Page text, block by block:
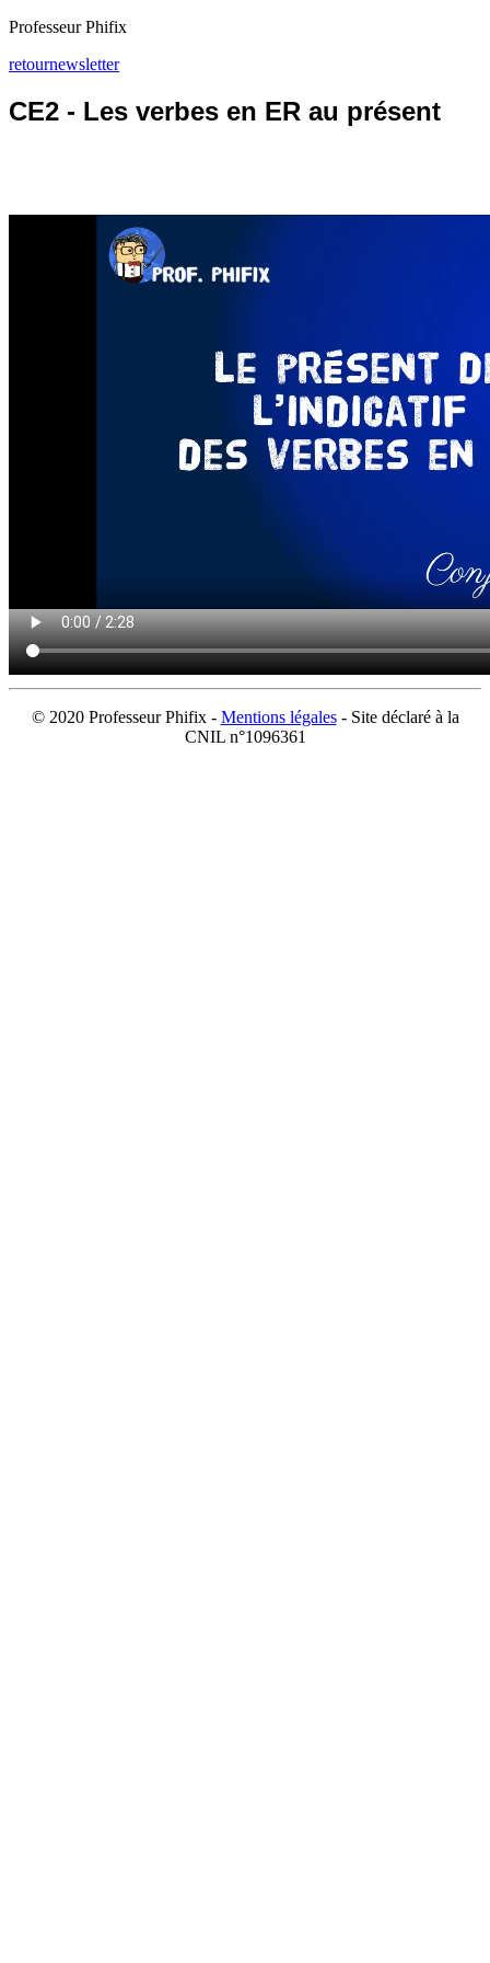
Professeur Phifix
retournewsletter
CE2 - Les verbes en ER au présent
© 2020 Professeur Phifix - Mentions légales- Site déclaré à la
CNIL n°1096361